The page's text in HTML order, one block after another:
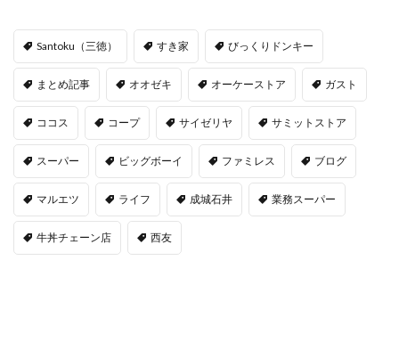
Santoku（三徳） すき家 びっくりドンキー
まとめ記事 オオゼキ オーケーストア ガスト
ココス コープ サイゼリヤ サミットストア
スーパー ビッグボーイ ファミレス ブログ
マルエツ ライフ 成城石井 業務スーパー
牛丼チェーン店 西友